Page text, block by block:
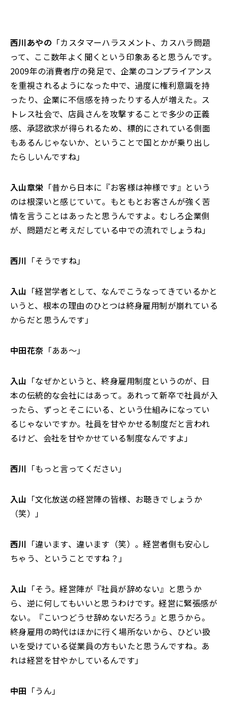
西川あやの 「カスタマーハラスメント、カスハラ問題
って、ここ数年よく聞くという印象あると思うんです。
2009年の消費者庁の発足で、企業のコンプライアンス
を重視されるようになった中で、過度に権利意識を持
ったり、企業に不信感を持ったりする人が増えた。ス
トレス社会で、店員さんを攻撃することで多少の正義
感、承認欲求が得られるため、標的にされている側面
もあるんじゃないか、ということで国とかが乗り出し
たらしいんですね」
入山章栄 「昔から日本に『お客様は神様です』という
のは根深いと感じていて。もともとお客さんが強く苦
情を言うことはあったと思うんですよ。むしろ企業側
が、問題だと考えだしている中での流れでしょうね」
西川 「そうですね」
入山 「経営学者として、なんでこうなってきているかと
いうと、根本の理由のひとつは終身雇用制が崩れている
からだと思うんです」
中田花奈 「ああ～」
入山 「なぜかというと、終身雇用制度というのが、日
本の伝統的な会社にはあって。あれって新卒で社員が入
ったら、ずっとそこにいる、という仕組みになってい
るじゃないですか。社員を甘やかせる制度だと言われ
るけど、会社を甘やかせている制度なんですよ」
西川 「もっと言ってください」
入山 「文化放送の経営陣の皆様、お聴きでしょうか
（笑）」
西川 「違います、違います（笑）。経営者側も安心し
ちゃう、ということですね？」
入山 「そう。経営陣が『社員が辞めない』と思うか
ら、逆に何してもいいと思うわけです。経営に緊張感が
ない。『こいつどうせ辞めないだろう』と思うから。
終身雇用の時代はほかに行く場所ないから、ひどい扱
いを受けている従業員の方もいたと思うんですね。あ
れは経営を甘やかしているんです」
中田 「うん」